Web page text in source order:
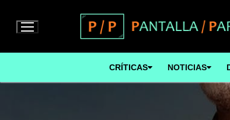
contenido
CRÍTICAS NOTICIAS